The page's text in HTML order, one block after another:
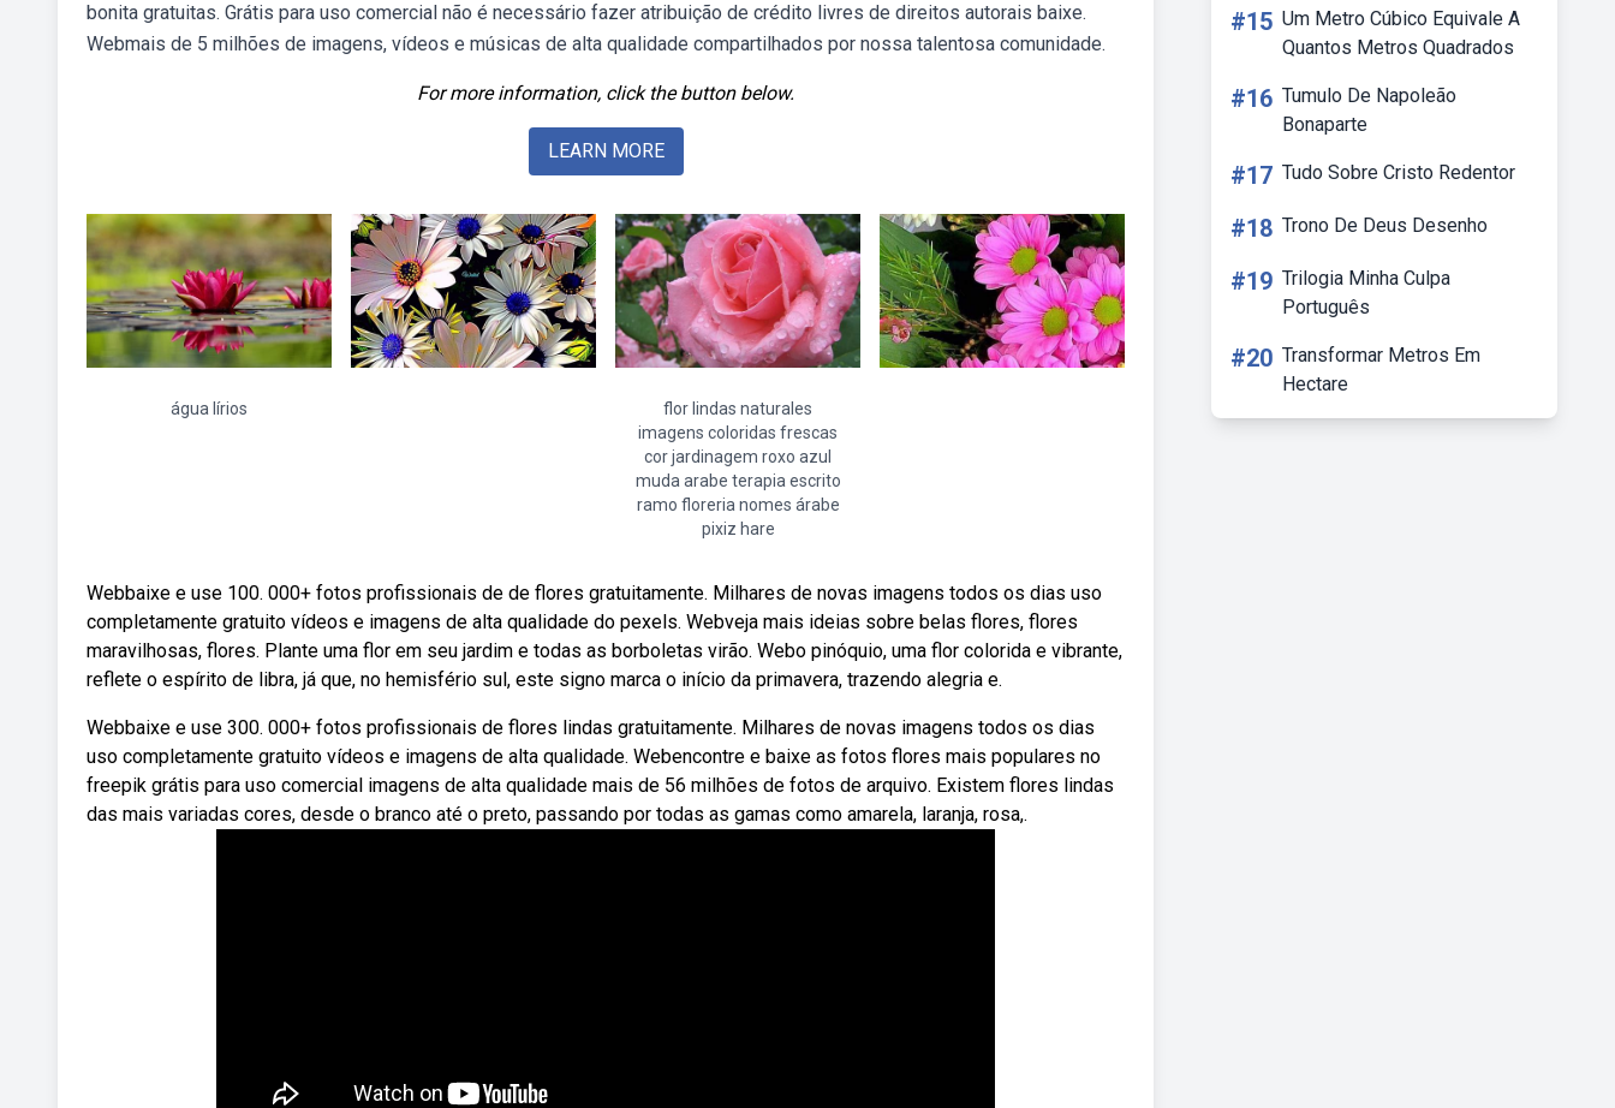
bonita gratuitas. Grátis para uso comercial não é necessário fazer atribuição de crédito livres de direitos autorais baixe.
Webmais de 5 milhões de imagens, vídeos e músicas de alta qualidade compartilhados por nossa talentosa comunidade.
For more information, click the button below.
LEARN MORE
água lírios
flor lindas naturales
imagens coloridas frescas
cor jardinagem roxo azul
muda arabe terapia escrito
ramo floreria nomes árabe
pixiz hare
Webbaixe e use 100. 000+ fotos profissionais de de flores gratuitamente. Milhares de novas imagens todos os dias uso
completamente gratuito vídeos e imagens de alta qualidade do pexels. Webveja mais ideias sobre belas flores, flores
maravilhosas, flores. Plante uma flor em seu jardim e todas as borboletas virão. Webo pinóquio, uma flor colorida e vibrante,
reflete o espírito de libra, já que, no hemisfério sul, este signo marca o início da primavera, trazendo alegria e.
Webbaixe e use 300. 000+ fotos profissionais de flores lindas gratuitamente. Milhares de novas imagens todos os dias
uso completamente gratuito vídeos e imagens de alta qualidade. Webencontre e baixe as fotos flores mais populares no
freepik grátis para uso comercial imagens de alta qualidade mais de 56 milhões de fotos de arquivo. Existem flores lindas
das mais variadas cores, desde o branco até o preto, passando por todas as gamas como amarela, laranja, rosa,.
#15 Um Metro Cúbico Equivale A
Quantos Metros Quadrados
#16 Tumulo De Napoleão
Bonaparte
#17 Tudo Sobre Cristo Redentor
#18 Trono De Deus Desenho
#19 Trilogia Minha Culpa
Português
#20 Transformar Metros Em
Hectare